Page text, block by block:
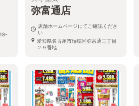
弥富通店
店舗ホームページにてご確認くださ
い
愛知県名古屋市瑞穂区弥富通三丁目
２９番地